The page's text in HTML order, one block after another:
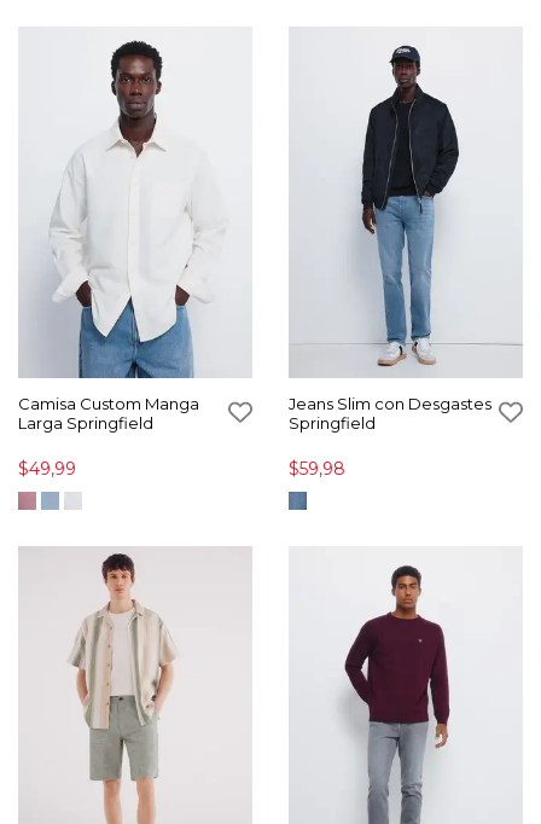
Camisa Custom Manga
Larga Springfield
$49,99
Jeans Slim con Desgastes
Springfield
$59,98